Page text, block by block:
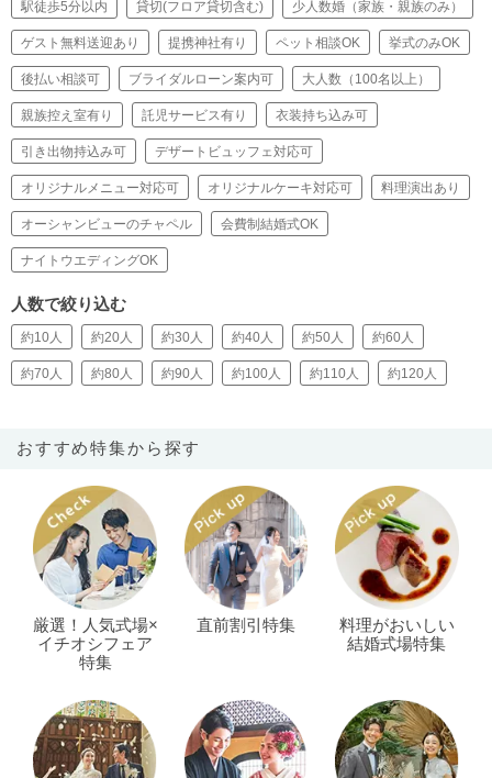
駅徒歩5分以内 貸切(フロア貸切含む) 少人数婚（家族・親族のみ）
ゲスト無料送迎あり 提携神社有り ペット相談OK 挙式のみOK
後払い相談可 ブライダルローン案内可 大人数（100名以上）
親族控え室有り 託児サービス有り 衣装持ち込み可
引き出物持込み可 デザートビュッフェ対応可
オリジナルメニュー対応可 オリジナルケーキ対応可 料理演出あり
オーシャンビューのチャペル 会費制結婚式OK
ナイトウエディングOK
人数で絞り込む
約10人 約20人 約30人 約40人 約50人 約60人
約70人 約80人 約90人 約100人 約110人 約120人
おすすめ特集から探す
厳選！人気式場×
イチオシフェア
特集
直前割引特集
料理がおいしい
結婚式場特集